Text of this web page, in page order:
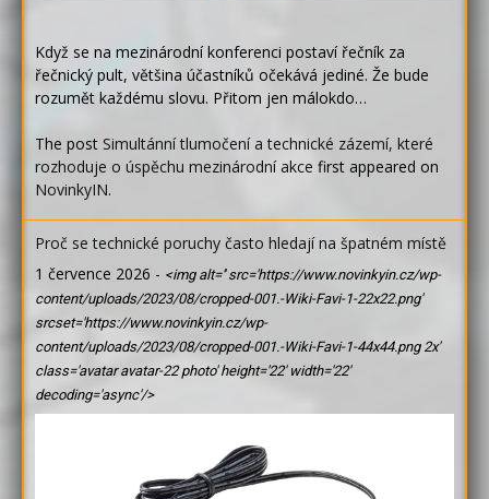
Když se na mezinárodní konferenci postaví řečník za
řečnický pult, většina účastníků očekává jediné. Že bude
rozumět každému slovu. Přitom jen málokdo…
The post Simultánní tlumočení a technické zázemí, které
rozhoduje o úspěchu mezinárodní akce first appeared on
NovinkyIN.
Proč se technické poruchy často hledají na špatném místě
1 července 2026 - <img alt='' src='https://www.novinkyin.cz/wp-
content/uploads/2023/08/cropped-001.-Wiki-Favi-1-22x22.png'
srcset='https://www.novinkyin.cz/wp-
content/uploads/2023/08/cropped-001.-Wiki-Favi-1-44x44.png 2x'
class='avatar avatar-22 photo' height='22' width='22'
decoding='async'/>